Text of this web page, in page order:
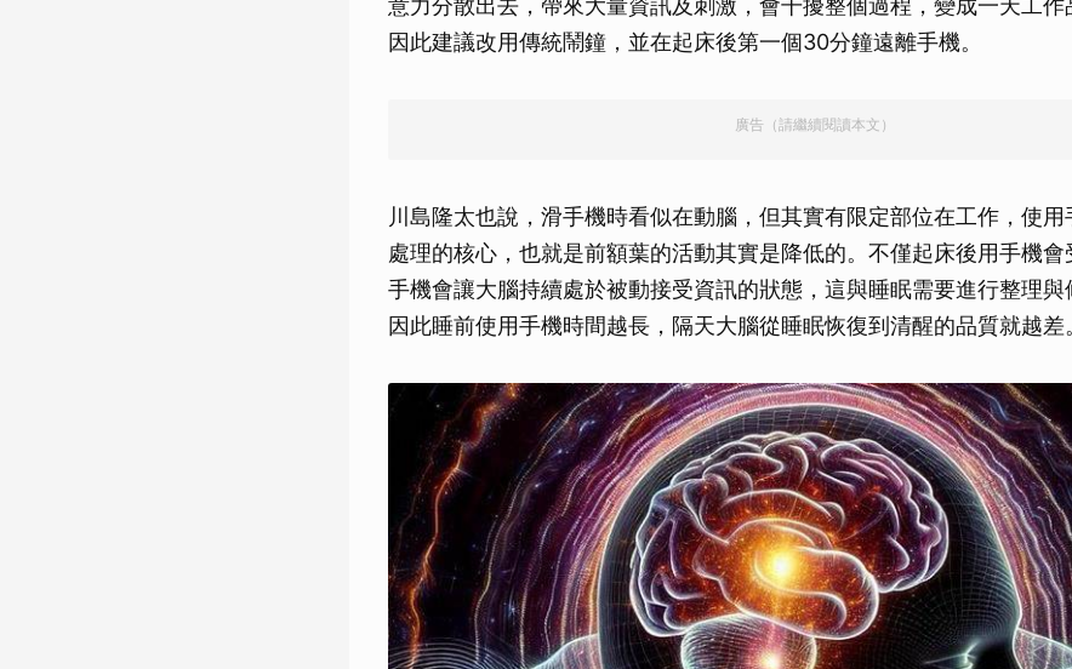
意力分散出去，帶來大量資訊及刺激，會干擾整個過程，變成一天工作
因此建議改用傳統鬧鐘，並在起床後第一個30分鐘遠離手機。
廣告（請繼續閱讀本文）
川島隆太也說，滑手機時看似在動腦，但其實有限定部位在工作，使
處理的核心，也就是前額葉的活動其實是降低的。不僅起床後用手機
手機會讓大腦持續處於被動接受資訊的狀態，這與睡眠需要進行整理與
因此睡前使用手機時間越長，隔天大腦從睡眠恢復到清醒的品質就越差
取消